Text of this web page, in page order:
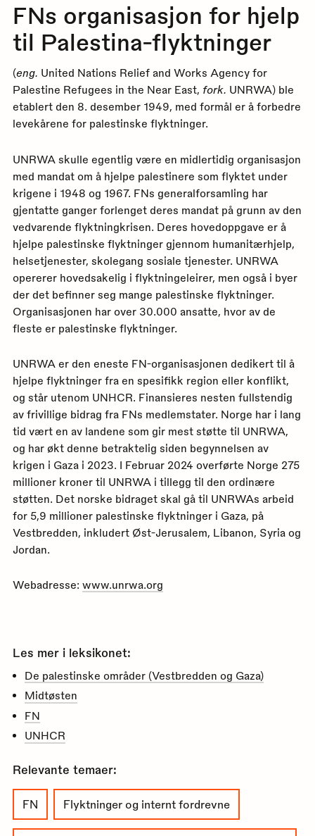
FNs organisasjon for hjelp
til Palestina-flyktninger
(eng. United Nations Relief and Works Agency for
Palestine Refugees in the Near East, fork. UNRWA) ble
etablert den 8. desember 1949, med formål er å forbedre
levekårene for palestinske flyktninger.
UNRWA skulle egentlig være en midlertidig organisasjon
med mandat om å hjelpe palestinere som flyktet under
krigene i 1948 og 1967. FNs generalforsamling har
gjentatte ganger forlenget deres mandat på grunn av den
vedvarende flyktningkrisen. Deres hovedoppgave er å
hjelpe palestinske flyktninger gjennom humanitærhjelp,
helsetjenester, skolegang sosiale tjenester. UNRWA
opererer hovedsakelig i flyktningeleirer, men også i byer
der det befinner seg mange palestinske flyktninger.
Organisasjonen har over 30.000 ansatte, hvor av de
fleste er palestinske flyktninger.
UNRWA er den eneste FN-organisasjonen dedikert til å
hjelpe flyktninger fra en spesifikk region eller konflikt,
og står utenom UNHCR. Finansieres nesten fullstendig
av frivillige bidrag fra FNs medlemstater. Norge har i lang
tid vært en av landene som gir mest støtte til UNRWA,
og har økt denne betraktelig siden begynnelsen av
krigen i Gaza i 2023. I Februar 2024 overførte Norge 275
millioner kroner til UNRWA i tillegg til den ordinære
støtten. Det norske bidraget skal gå til UNRWAs arbeid
for 5,9 millioner palestinske flyktninger i Gaza, på
Vestbredden, inkludert Øst-Jerusalem, Libanon, Syria og
Jordan.
Webadresse: www.unrwa.org
Les mer i leksikonet:
De palestinske områder (Vestbredden og Gaza)
Midtøsten
FN
UNHCR
Relevante temaer:
FN Flyktninger og internt fordrevne